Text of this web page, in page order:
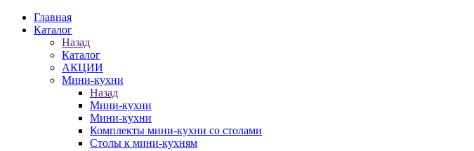
Главная
Каталог
Назад
Каталог
АКЦИИ
Мини-кухни
Назад
Мини-кухни
Мини-кухни
Комплекты мини-кухни со столами
Столы к мини-кухням